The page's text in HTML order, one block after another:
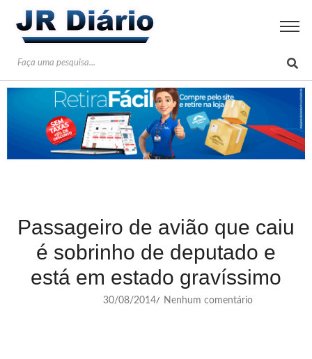
Passageiro de avião que caiu
é sobrinho de deputado e
está em estado gravíssimo
30/08/2014/ Nenhum comentário